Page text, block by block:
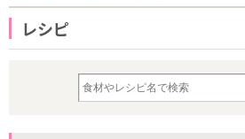
レシピ